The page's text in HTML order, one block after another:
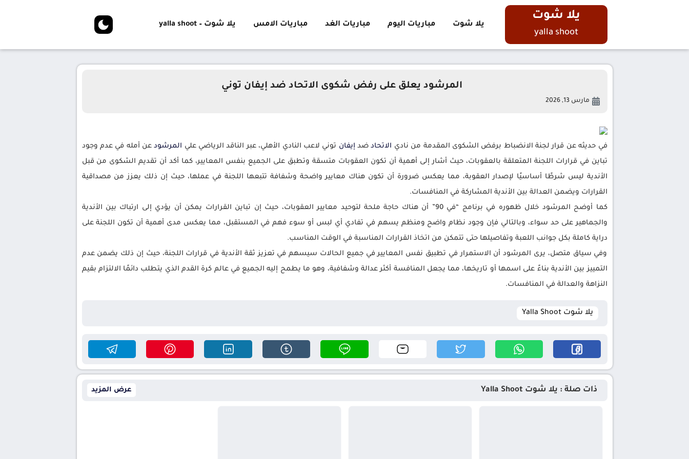
يلا شوت
yalla shoot
يلا شوت مباريات اليوم مباريات الغد مباريات الامس يلا شوت – yalla shoot
المرشود يعلق على رفض شكوى الاتحاد ضد إيفان توني
مارس 13, 2026
في حديثه عن قرار لجنة الانضباط برفض الشكوى المقدمة من نادي الاتحادضد إيفان توني لاعب النادي الأهلي، عبر الناقد الرياضي علي المرشودعن أمله في عدم وجود
تباين في قرارات اللجنة المتعلقة بالعقوبات، حيث أشار إلى أهمية أن تكون العقوبات متسقة وتطبق على الجميع بنفس المعايير، كما أكد أن تقديم الشكوى من قبل
الأندية ليس شرطًا أساسيًا لإصدار العقوبة، مما يعكس ضرورة أن تكون هناك معايير واضحة وشفافة تتبعها اللجنة في عملها، حيث إن ذلك يعزز من مصداقية
القرارات ويضمن العدالة بين الأندية المشاركة في المنافسات.
كما أوضح المرشود خلال ظهوره في برنامج “في 90” أن هناك حاجة ملحة لتوحيد معايير العقوبات، حيث إن تباين القرارات يمكن أن يؤدي إلى ارتباك بين الأندية
والجماهير على حد سواء، وبالتالي فإن وجود نظام واضح ومنظم يسهم في تفادي أي لبس أو سوء فهم في المستقبل، مما يعكس مدى أهمية أن تكون اللجنة على
دراية كاملة بكل جوانب اللعبة وتفاصيلها حتى تتمكن من اتخاذ القرارات المناسبة في الوقت المناسب.
وفي سياق متصل، يرى المرشود أن الاستمرار في تطبيق نفس المعايير في جميع الحالات سيسهم في تعزيز ثقة الأندية في قرارات اللجنة، حيث إن ذلك يضمن عدم
التمييز بين الأندية بناءً على اسمها أو تاريخها، مما يجعل المنافسة أكثر عدالة وشفافية، وهو ما يطمح إليه الجميع في عالم كرة القدم الذي يتطلب دائمًا الالتزام بقيم
النزاهة والعدالة في المنافسات.
يلا شوت Yalla Shoot
ذات صلة : يلا شوت Yalla Shoot عرض المزيد